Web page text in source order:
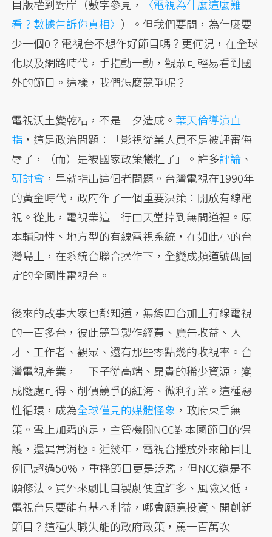
目版權到對岸（數字參見，
〈電視為什麼這麼難
看？數據告訴你真相〉 ）。但我們要問，為什麼要
少一個0？電視台不想作好節目嗎？更何況，在全球
化以及網路時代，手指動一動，觀眾可輕易看到國
外的節目。這樣，我們怎麼競爭呢？
電視沃土變乾枯，不是一夕造成。 葉天倫導演直
指 ，這是政治問題：「影視從業人員不是被評審侮
辱了，（而）是被國家政策犧牲了」。許多評論 、
研討會 ，早就指出這個老問題。台灣電視在1990年
的黃金時代，政府作了一個重要決策：開放有線電
視。從此，電視業這一行由天堂掉到無間道裡。原
本輔助性、地方型的有線電視系統，在如此小的台
灣島上，在系統台聯合操作下，全變成頻道號碼固
定的全國性電視台。
後來的故事大家也都知道，無線四台加上有線電視
的一百多台，彼此競爭製作經費、廣告收益、人
才、工作者、觀眾、還有那些零點幾的收視率。台
灣電視產業，一下子從高端、昂貴的稀少資源，變
成隨處可得、削價競爭的紅海、微利行業。這種惡
性循環，成為全球僅見的媒體怪象 ，政府束手無
策。雪上加霜的是，主管機關NCC對本國節目的保
護，還異常消極。近幾年，電視台播放外來節目比
例已超過50%，重播節目更是泛濫，但NCC還是不
願修法。買外來劇比自製劇便宜許多、風險又低，
電視台只要能有基本利益，哪會願意投資、開創新
節目？這種失職失能的政府政策，罵一百萬次